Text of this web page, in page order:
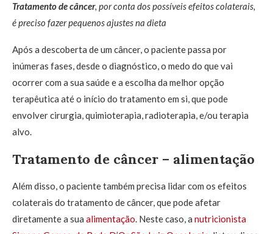
Tratamento de câncer, por conta dos possíveis efeitos colaterais,
é preciso fazer pequenos ajustes na dieta
Após a descoberta de um câncer, o paciente passa por
inúmeras fases, desde o diagnóstico, o medo do que vai
ocorrer com a sua saúde e a escolha da melhor opção
terapêutica até o início do tratamento em si, que pode
envolver cirurgia, quimioterapia, radioterapia, e/ou terapia
alvo.
Tratamento de câncer – alimentação
Além disso, o paciente também precisa lidar com os efeitos
colaterais do tratamento de câncer, que pode afetar
diretamente a sua alimentação. Neste caso, a nutricionista